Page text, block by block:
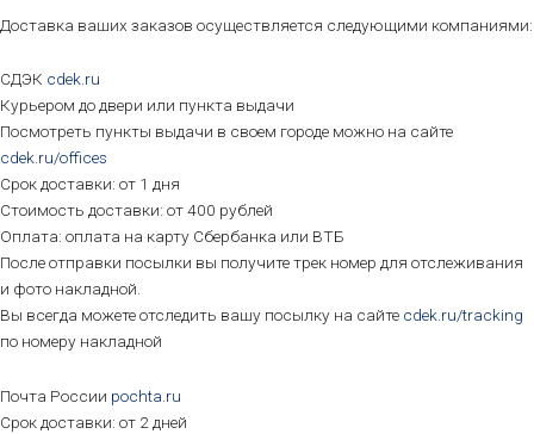
Доставка ваших заказов осуществляется следующими компаниями:
СДЭК cdek.ru
Курьером до двери или пункта выдачи
Посмотреть пункты выдачи в своем городе можно на сайте
cdek.ru/offices
Срок доставки: от 1 дня
Стоимость доставки: от 400 рублей
Оплата: оплата на карту Сбербанка или ВТБ
После отправки посылки вы получите трек номер для отслеживания
и фото накладной.
Вы всегда можете отследить вашу посылку на сайте cdek.ru/tracking
по номеру накладной
Почта России pochta.ru
Срок доставки: от 2 дней